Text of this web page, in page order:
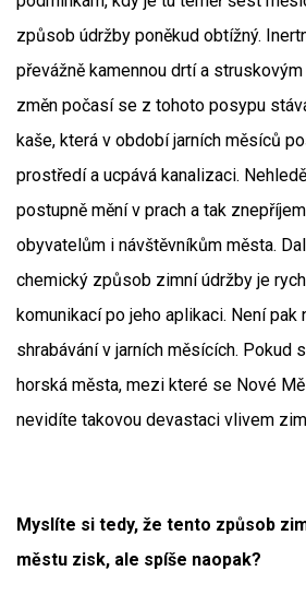
způsob údržby poněkud obtížný.
převážně kamennou drtí a
změn počasí se z tohoto posypu
kaše, která v období jarních měsíců
prostředí a ucpává kanalizaci.
postupně mění v prach a tak
obyvatelům i návštěvníkům města.
chemický způsob zimní údržby je
komunikací po jeho aplikaci. Není pak
shrabávání v jarních měsících. Pokud
horská města, mezi které se Nové
nevidíte takovou devastaci vlivem
Myslíte si tedy, že tento způsob
městu zisk, ale spíše naopak?